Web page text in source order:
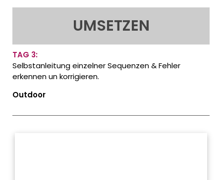
UMSETZEN
TAG 3:
Selbstanleitung einzelner Sequenzen & Fehler
erkennen un korrigieren.
Outdoor